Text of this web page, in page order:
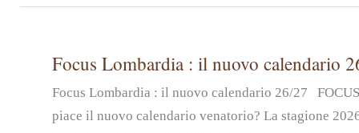
Focus Lombardia : il nuovo calendario
Focus Lombardia : il nuovo calendario 26/27
piace il nuovo calendario venatorio? La stagione